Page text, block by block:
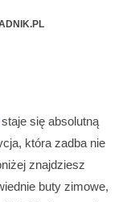
staje się absolutną
która zadba nie
znajdziesz
buty zimowe,